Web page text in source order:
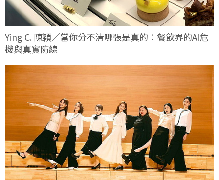
Ying C. 陳穎／當你分不清哪張是真的：餐飲界的AI危
機與真實防線